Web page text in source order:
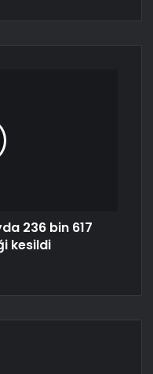
236 bin 617
kesildi